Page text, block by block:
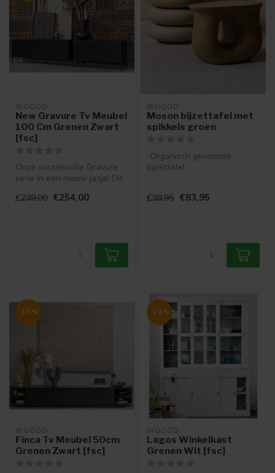
WOOOD
New Gravure Tv Meubel
100 Cm Grenen Zwart
[fsc]
Onze succesvolle Gravure
serie in een nieuw jasje! Dit
€299,00 €254,00
.
.
WOOOD
Moson bijzettafel met
spikkels groen
-Organisch gevormde
bijzettafel
-Met speelse u...
€99,95 €83,95
.
.
-15%
WOOOD
Finca Tv Meubel 50cm
Grenen Zwart [fsc]
-20%
WOOOD
Lagos Winkelkast
Grenen Wit [fsc]